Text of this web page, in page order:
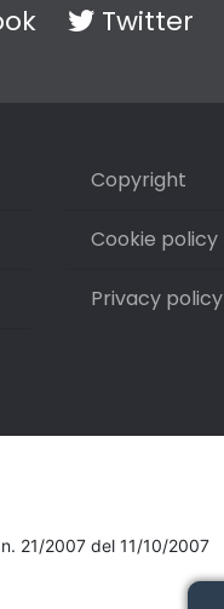
Twitter
Copyright
Cookie policy
Privacy policy
21/2007 del 11/10/2007